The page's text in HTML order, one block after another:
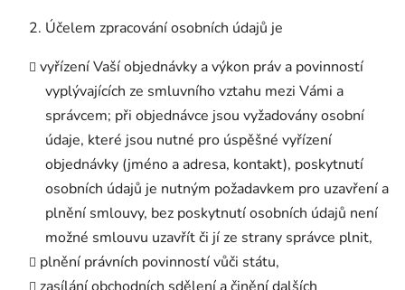
Účelem zpracování osobních údajů je
vyřízení Vaší objednávky a výkon práv a povinností
vyplývajících ze smluvního vztahu mezi Vámi a
správcem; při objednávce jsou vyžadovány osobní
údaje, které jsou nutné pro úspěšné vyřízení
objednávky (jméno a adresa, kontakt), poskytnutí
osobních údajů je nutným požadavkem pro uzavření a
plnění smlouvy, bez poskytnutí osobních údajů není
možné smlouvu uzavřít či jí ze strany správce plnit,
plnění právních povinností vůči státu,